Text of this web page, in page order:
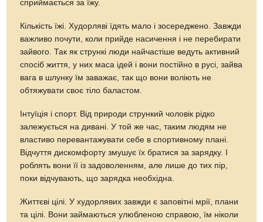
сприймається за їжу.
Кількість їжі. Худорляві їдять мало і зосереджено. Завжди
важливо почути, коли прийде насичення і не перебирати
зайвого. Так як стрункі люди найчастіше ведуть активний
спосіб життя, у них маса ідей і вони постійно в русі, зайва
вага в шлунку їм заважає, так що вони воліють не
обтяжувати своє тіло баластом.
Інтуїція і спорт. Від природи стрункий чоловік рідко
залежується на дивані. У той же час, таким людям не
властиво перевантажувати себе в спортивному плані.
Відчуття дискомфорту змушує їх братися за зарядку. І
роблять вони її із задоволенням, але лише до тих пір,
поки відчувають, що зарядка необхідна.
Життєві цілі. У худорлявих завжди є заповітні мрії, плани
та цілі. Вони займаються улюбленою справою, їм ніколи